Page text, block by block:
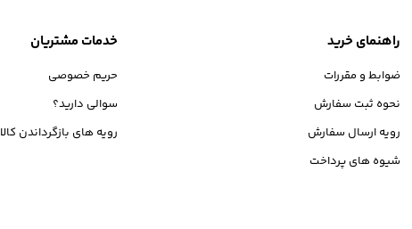
راهنمای خرید
ضوابط و مقررات
نحوه ثبت سفارش
رویه ارسال سفارش
شیوه های پرداخت
خدمات مشتریان
حریم خصوصی
سوالی دارید؟
رویه های بازگرداندن کالا